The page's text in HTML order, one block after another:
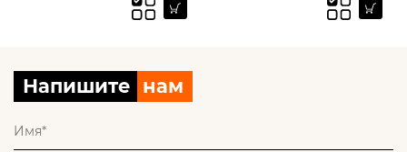
Напишите нам